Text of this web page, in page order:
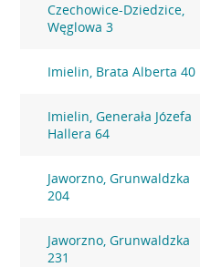
Czechowice-Dziedzice,
Węglowa 3
Imielin, Brata Alberta 40
Imielin, Generała Józefa
Hallera 64
Jaworzno, Grunwaldzka
204
Jaworzno, Grunwaldzka
231